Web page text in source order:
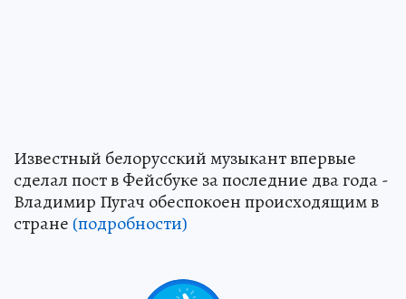
Известный белорусский музыкант впервые
сделал пост в Фейсбуке за последние два года -
Владимир Пугач обеспокоен происходящим в
стране (подробности)